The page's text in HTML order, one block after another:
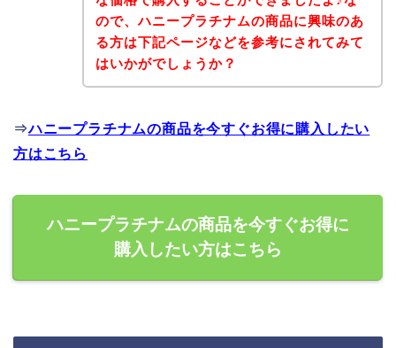
ので、ハニープラチナムの商品に興味のあ
る方は下記ページなどを参考にされてみて
はいかがでしょうか？
⇒ハニープラチナムの商品を今すぐお得に購入したい
方はこちら
ハニープラチナムの商品を今すぐお得に
購入したい方はこちら